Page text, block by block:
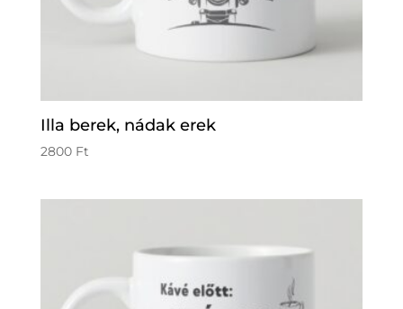
Illa berek, nádak erek
2800 Ft